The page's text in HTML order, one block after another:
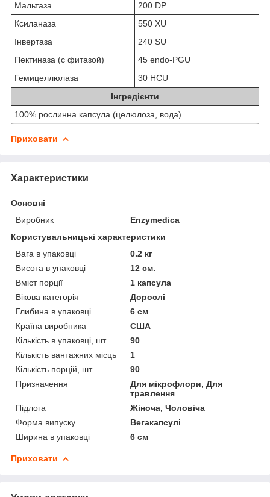
Мальтаза
200 DP
Ксиланаза
550 XU
Інвертаза
240 SU
Пектиназа (с фитазой)
45 endo-PGU
Гемицеллюлаза
30 HCU
Інгредієнти
100% рослинна капсула (целюлоза, вода).
Приховати
Характеристики
Основні
Виробник
Enzymedica
Користувальницькі характеристики
Вага в упаковці
0.2 кг
Висота в упаковці
12 см.
Вміст порції
1 капсула
Вікова категорія
Дорослі
Глибина в упаковці
6 см
Країна виробника
США
Кількість в упаковці, шт.
90
Кількість вантажних місць
1
Кількість порцій, шт
90
Призначення
Для мікрофлори, Для
травлення
Підлога
Жіноча, Чоловіча
Форма випуску
Вегакапсулі
Ширина в упаковці
6 см
Приховати